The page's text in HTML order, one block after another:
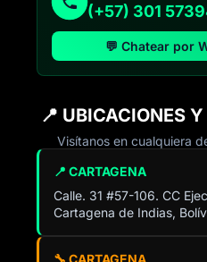
(+57) 301
💬 Chatear por
📍 UBICACIONES
Visítanos en cualquiera
📍 CARTAGENA
Calle. 31 #57-106. CC
Cartagena de Indias,
🔧 CARTAGENA